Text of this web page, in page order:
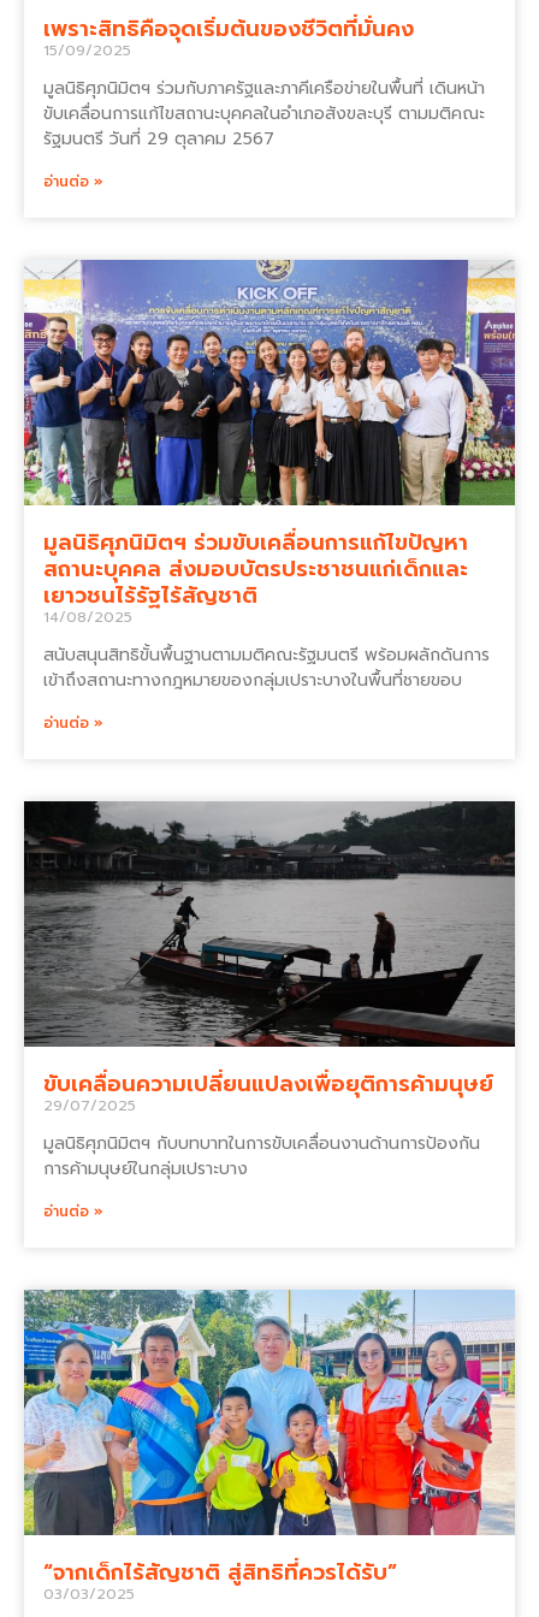
เพราะสิทธิคือจุดเริ่มต้นของชีวิตที่มั่นคง
15/09/2025
มูลนิธิศุภนิมิตฯ ร่วมกับภาครัฐและภาคีเครือข่ายในพื้นที่ เดินหน้า
ขับเคลื่อนการแก้ไขสถานะบุคคลในอำเภอสังขละบุรี ตามมติคณะ
รัฐมนตรี วันที่ 29 ตุลาคม 2567
อ่านต่อ »
มูลนิธิศุภนิมิตฯ ร่วมขับเคลื่อนการแก้ไขปัญหา
สถานะบุคคล ส่งมอบบัตรประชาชนแก่เด็กและ
เยาวชนไร้รัฐไร้สัญชาติ
14/08/2025
สนับสนุนสิทธิขั้นพื้นฐานตามมติคณะรัฐมนตรี พร้อมผลักดันการ
เข้าถึงสถานะทางกฎหมายของกลุ่มเปราะบางในพื้นที่ชายขอบ
อ่านต่อ »
ขับเคลื่อนความเปลี่ยนแปลงเพื่อยุติการค้ามนุษย์
29/07/2025
มูลนิธิศุภนิมิตฯ กับบทบาทในการขับเคลื่อนงานด้านการป้องกัน
การค้ามนุษย์ในกลุ่มเปราะบาง
อ่านต่อ »
“จากเด็กไร้สัญชาติ สู่สิทธิที่ควรได้รับ”
03/03/2025